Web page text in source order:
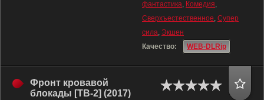
фантастика, Комедия,
Сверхъестественное, Супер
сила, Экшен
Качество:
WEB-DLRip
Фронт кровавой
блокады [ТВ-2] (2017)